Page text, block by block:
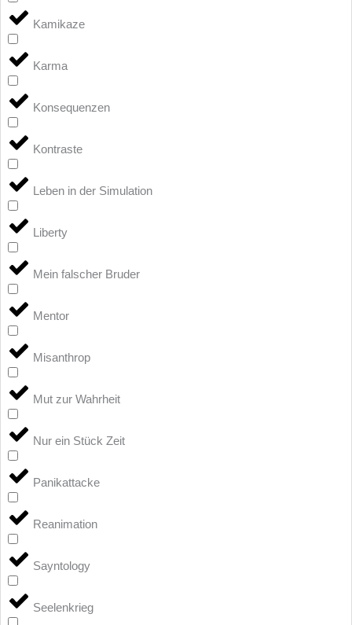
Kamikaze
Karma
Konsequenzen
Kontraste
Leben in der Simulation
Liberty
Mein falscher Bruder
Mentor
Misanthrop
Mut zur Wahrheit
Nur ein Stück Zeit
Panikattacke
Reanimation
Sayntology
Seelenkrieg